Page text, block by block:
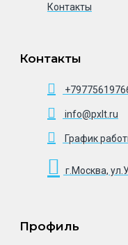
Контакты
Контакты
info@pxlt.ru
График
г.Москва,
Профиль